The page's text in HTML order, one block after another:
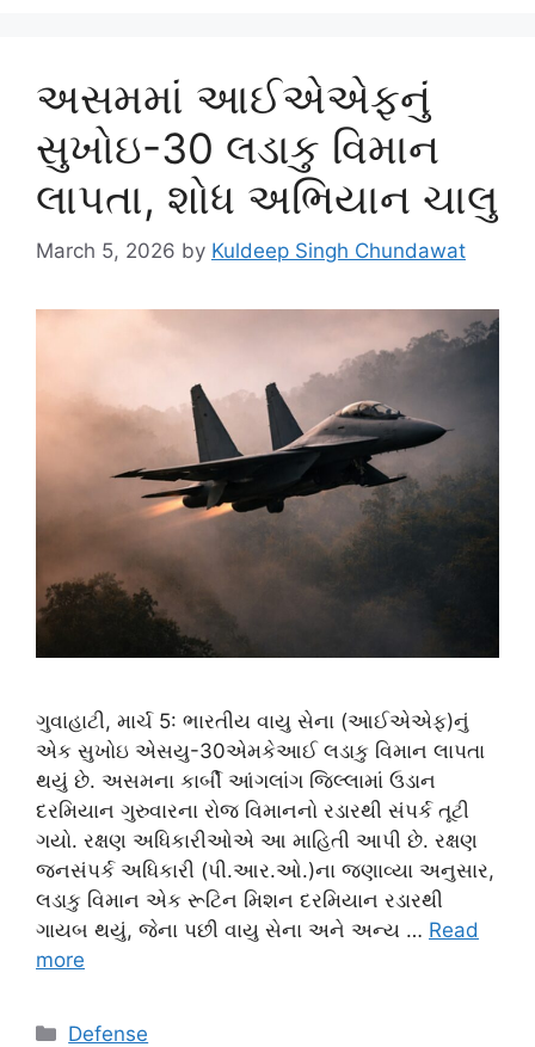
અસમમાં આઈએએફનું
સુખોઇ-30 લડાકુ વિમાન
લાપતા, શોધ અભિયાન ચાલુ
March 5, 2026 by Kuldeep Singh Chundawat
ગુવાહાટી, માર્ચ 5: ભારતીય વાયુ સેના (આઈએએફ)નું
એક સુખોઇ એસયુ-30એમકેઆઈ લડાકુ વિમાન લાપતા
થયું છે. અસમના કાર્બી આંગલાંગ જિલ્લામાં ઉડાન
દરમિયાન ગુરુવારના રોજ વિમાનનો રડારથી સંપર્ક તૂટી
ગયો. રક્ષણ અધિકારીઓએ આ માહિતી આપી છે. રક્ષણ
જનસંપર્ક અધિકારી (પી.આર.ઓ.)ના જણાવ્યા અનુસાર,
લડાકુ વિમાન એક રૂટિન મિશન દરમિયાન રડારથી
ગાયબ થયું, જેના પછી વાયુ સેના અને અન્ય … Read
more
Categories
Defense